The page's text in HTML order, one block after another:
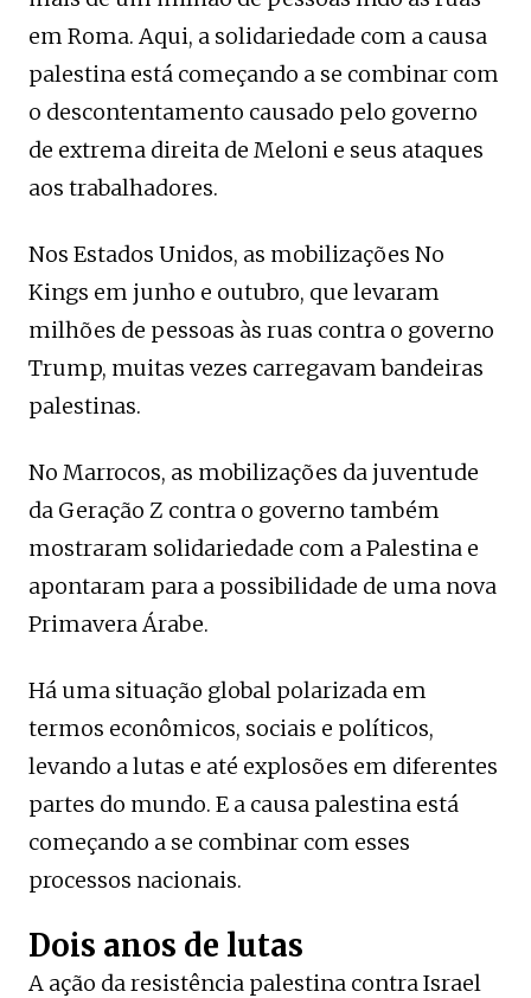
em Roma. Aqui, a solidariedade com a causa
palestina está começando a se combinar com
o descontentamento causado pelo governo
de extrema direita de Meloni e seus ataques
aos trabalhadores.
Nos Estados Unidos, as mobilizações No
Kings em junho e outubro, que levaram
milhões de pessoas às ruas contra o governo
Trump, muitas vezes carregavam bandeiras
palestinas.
No Marrocos, as mobilizações da juventude
da Geração Z contra o governo também
mostraram solidariedade com a Palestina e
apontaram para a possibilidade de uma nova
Primavera Árabe.
Há uma situação global polarizada em
termos econômicos, sociais e políticos,
levando a lutas e até explosões em diferentes
partes do mundo. E a causa palestina está
começando a se combinar com esses
processos nacionais.
Dois anos de lutas
A ação da resistência palestina contra Israel